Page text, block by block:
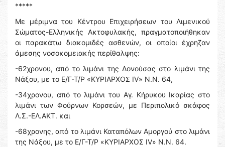
*****
Με μέριμνα του Κέντρου Επιχειρήσεων του Λιμενικού
Σώματος-Ελληνικής Ακτοφυλακής, πραγματοποιήθηκαν
οι παρακάτω διακομιδές ασθενών, οι οποίοι έχρηζαν
άμεσης νοσοκομειακής περίθαλψης:
-62χρονου, από το λιμάνι της Δονούσας στο λιμάνι της
Νάξου, με το Ε/Γ-Τ/Ρ «ΚΥΡΙΑΡΧΟΣ ΙV» Ν.Ν. 64,
-34χρονου, από το λιμάνι του Αγ. Κήρυκου Ικαρίας στο
λιμάνι των Φούρνων Κορσεών, με Περιπολικό σκάφος
Λ.Σ.-ΕΛ.ΑΚΤ. και
-68χρονης, από το λιμάνι Καταπόλων Αμοργού στο λιμάνι
της Νάξου, με το Ε/Γ-Τ/Ρ «ΚΥΡΙΑΡΧΟΣ ΙV» Ν.Ν. 64.